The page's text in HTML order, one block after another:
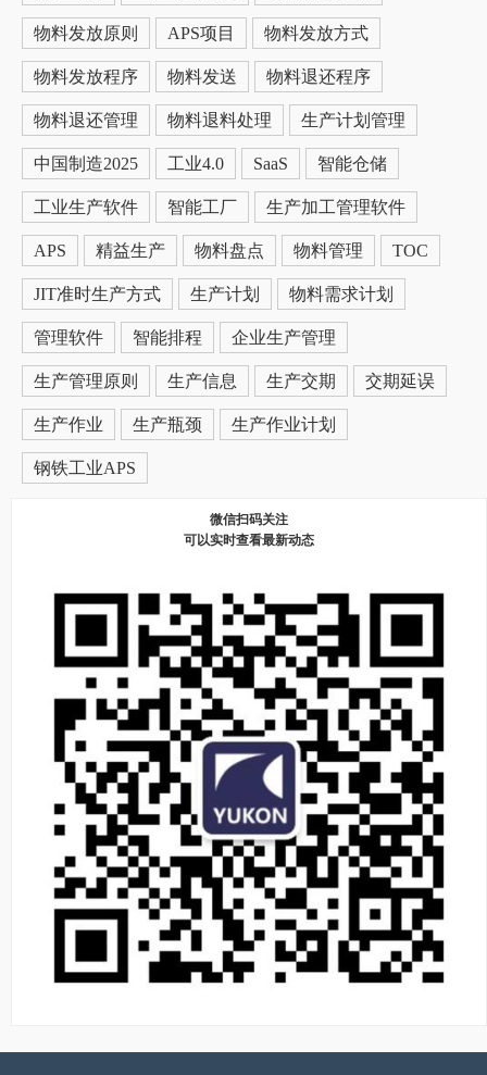
物料发放原则 APS项目 物料发放方式
物料发放程序 物料发送 物料退还程序
物料退还管理 物料退料处理 生产计划管理
中国制造2025 工业4.0 SaaS 智能仓储
工业生产软件 智能工厂 生产加工管理软件
APS 精益生产 物料盘点 物料管理 TOC
JIT准时生产方式 生产计划 物料需求计划
管理软件 智能排程 企业生产管理
生产管理原则 生产信息 生产交期 交期延误
生产作业 生产瓶颈 生产作业计划
钢铁工业APS
微信扫码关注
可以实时查看最新动态